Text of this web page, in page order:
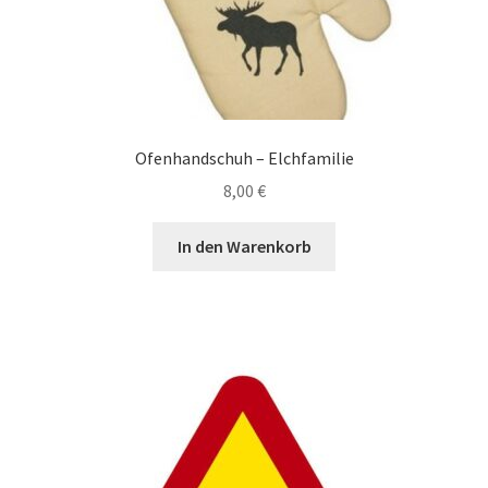
werden
Ofenhandschuh – Elchfamilie
8,00 €
In den Warenkorb